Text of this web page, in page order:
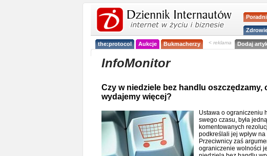
the:protocol Aukcje Bukmacherzy < reklama Dodaj
InfoMonitor
Czy w niedziele bez handlu oszczędzamy,
wydajemy więcej?
Ustawa o ograniczeniu
swego czasu, była
komentowanych
podkreślali jej wpływ
Przeciwnicy zaś
ograniczenie wolności